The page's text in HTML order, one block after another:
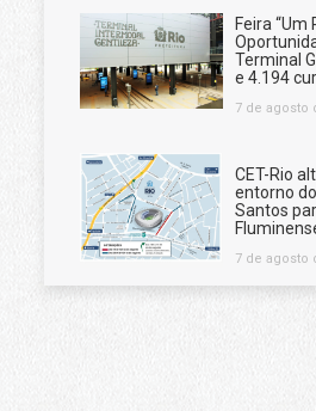
Feira “Um
Terminal
e 4.194
7 de agosto
CET-Rio
entorno
Santos
7 de agosto